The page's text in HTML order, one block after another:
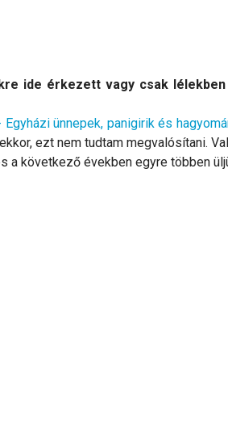
ide érkezett vagy csak
Egyházi ünnepek, panigirik és
ezt nem tudtam megvalósítani.
következő években egyre többen